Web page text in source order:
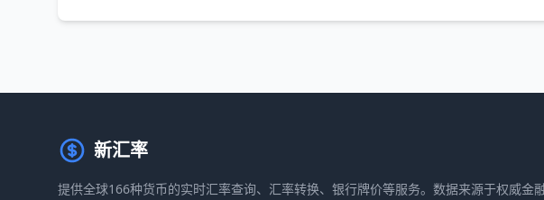
新汇率
提供全球166种货币的实时汇率查询、汇率转换、银行牌价等服务。数据来源于权威金融